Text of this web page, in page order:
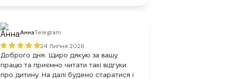
АннаTelegram
24 Липня 2026
Доброго дня. Щиро дякую за вашу
працю та приємно читати такі відгуки
про дитину. На далі будемо старатися і